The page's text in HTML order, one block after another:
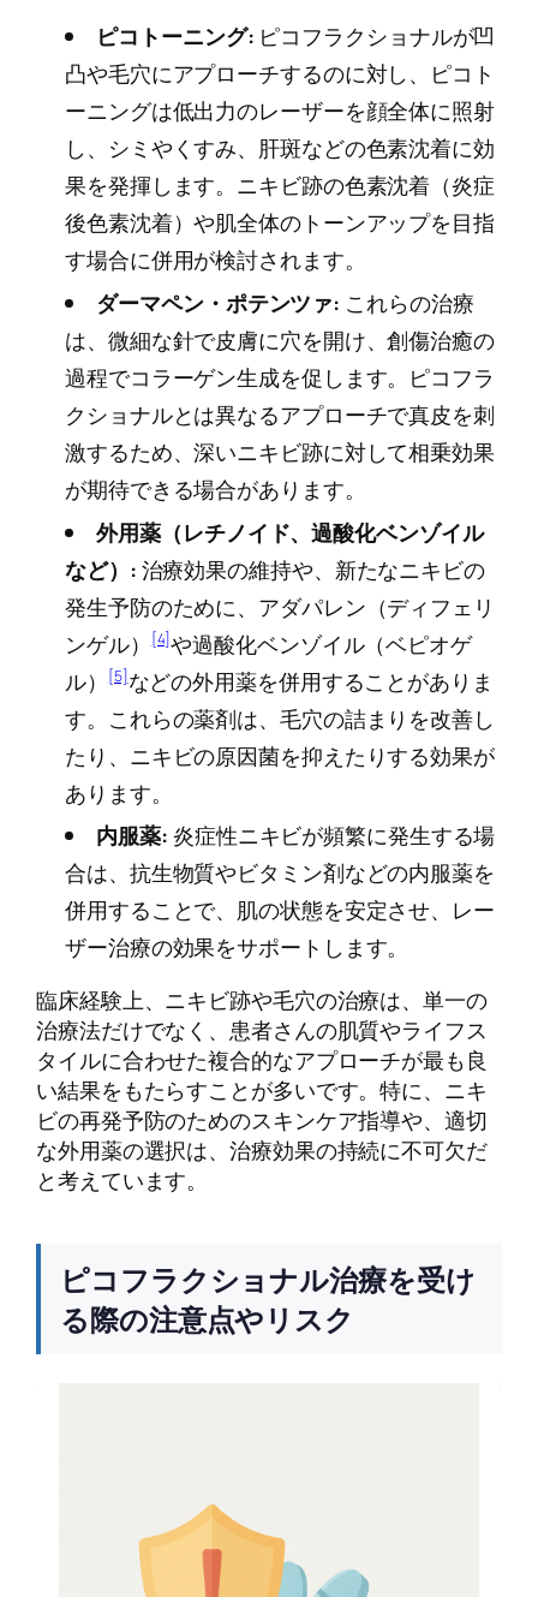
ピコトーニング: ピコフラクショナルが凹
凸や毛穴にアプローチするのに対し、ピコト
ーニングは低出力のレーザーを顔全体に照射
し、シミやくすみ、肝斑などの色素沈着に効
果を発揮します。ニキビ跡の色素沈着（炎症
後色素沈着）や肌全体のトーンアップを目指
す場合に併用が検討されます。
ダーマペン・ポテンツァ: これらの治療
は、微細な針で皮膚に穴を開け、創傷治癒の
過程でコラーゲン生成を促します。ピコフラ
クショナルとは異なるアプローチで真皮を刺
激するため、深いニキビ跡に対して相乗効果
が期待できる場合があります。
外用薬（レチノイド、過酸化ベンゾイル
など）:治療効果の維持や、新たなニキビの
発生予防のために、アダパレン（ディフェリ
ンゲル）[4]や過酸化ベンゾイル（ベピオゲ
ル）[5]などの外用薬を併用することがありま
す。これらの薬剤は、毛穴の詰まりを改善し
たり、ニキビの原因菌を抑えたりする効果が
あります。
内服薬: 炎症性ニキビが頻繁に発生する場
合は、抗生物質やビタミン剤などの内服薬を
併用することで、肌の状態を安定させ、レー
ザー治療の効果をサポートします。
臨床経験上、ニキビ跡や毛穴の治療は、単一の
治療法だけでなく、患者さんの肌質やライフス
タイルに合わせた複合的なアプローチが最も良
い結果をもたらすことが多いです。特に、ニキ
ビの再発予防のためのスキンケア指導や、適切
な外用薬の選択は、治療効果の持続に不可欠だ
と考えています。
ピコフラクショナル治療を受け
る際の注意点やリスク